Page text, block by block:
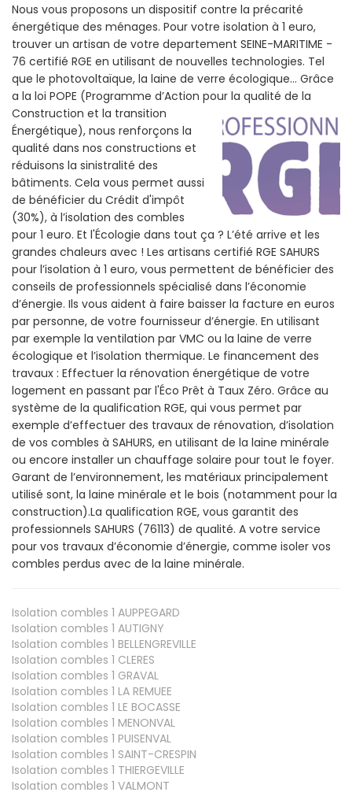
Nous vous proposons un dispositif contre la précarité
énergétique des ménages. Pour votre isolation à 1 euro,
trouver un artisan de votre departement SEINE-MARITIME -
76 certifié RGE en utilisant de nouvelles technologies. Tel
que le photovoltaïque, la laine de verre écologique... Grâce
a la loi POPE (Programme d’Action pour la qualité de la
Construction et la transition
Énergétique), nous renforçons la
qualité dans nos constructions et
réduisons la sinistralité des
bâtiments. Cela vous permet aussi
de bénéficier du Crédit d'impôt
(30%), à l’isolation des combles
pour 1 euro. Et l'Écologie dans tout ça ? L’été arrive et les
grandes chaleurs avec ! Les artisans certifié RGE SAHURS
pour l’isolation à 1 euro, vous permettent de bénéficier des
conseils de professionnels spécialisé dans l’économie
d’énergie. Ils vous aident à faire baisser la facture en euros
par personne, de votre fournisseur d’énergie. En utilisant
par exemple la ventilation par VMC ou la laine de verre
écologique et l’isolation thermique. Le financement des
travaux : Effectuer la rénovation énergétique de votre
logement en passant par l'Éco Prêt à Taux Zéro. Grâce au
système de la qualification RGE, qui vous permet par
exemple d’effectuer des travaux de rénovation, d’isolation
de vos combles à SAHURS, en utilisant de la laine minérale
ou encore installer un chauffage solaire pour tout le foyer.
Garant de l’environnement, les matériaux principalement
utilisé sont, la laine minérale et le bois (notamment pour la
construction).La qualification RGE, vous garantit des
professionnels SAHURS (76113) de qualité. A votre service
pour vos travaux d’économie d’énergie, comme isoler vos
combles perdus avec de la laine minérale.
Isolation combles 1 AUPPEGARD
Isolation combles 1 AUTIGNY
Isolation combles 1 BELLENGREVILLE
Isolation combles 1 CLERES
Isolation combles 1 GRAVAL
Isolation combles 1 LA REMUEE
Isolation combles 1 LE BOCASSE
Isolation combles 1 MENONVAL
Isolation combles 1 PUISENVAL
Isolation combles 1 SAINT-CRESPIN
Isolation combles 1 THIERGEVILLE
Isolation combles 1 VALMONT